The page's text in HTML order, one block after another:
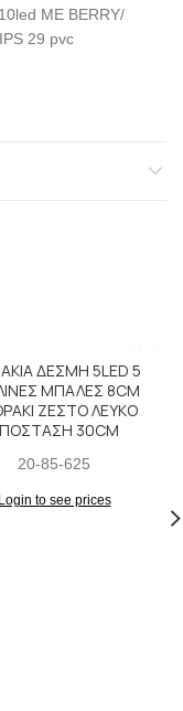
ΜΕ BERRY/
29 pvc
ΔΕΣΜΗ 5LED 5
ΜΠΑΛΕΣ 8CM
ΖΕΣΤΟ ΛΕΥΚΟ
30CM
20-85-625
Login to see prices